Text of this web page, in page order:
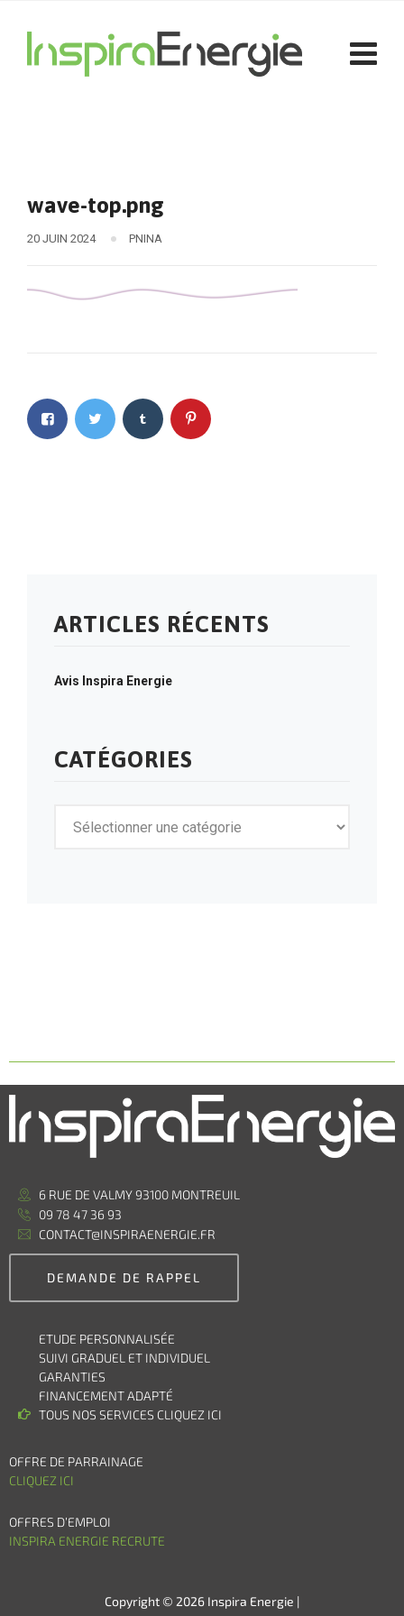
wave-top.png
20 JUIN 2024 PNINA
ARTICLES RÉCENTS
Avis Inspira Energie
CATÉGORIES
6 RUE DE VALMY 93100 MONTREUIL
09 78 47 36 93
CONTACT@INSPIRAENERGIE.FR
DEMANDE DE RAPPEL
ETUDE PERSONNALISÉE
SUIVI GRADUEL ET INDIVIDUEL
GARANTIES
FINANCEMENT ADAPTÉ
TOUS NOS SERVICES CLIQUEZ ICI
OFFRE DE PARRAINAGE
CLIQUEZ ICI
OFFRES D’EMPLOI
INSPIRA ENERGIE RECRUTE
Copyright © 2026 Inspira Energie |